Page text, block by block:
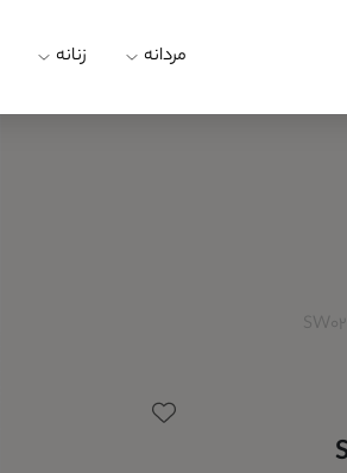
مردانه زنانه